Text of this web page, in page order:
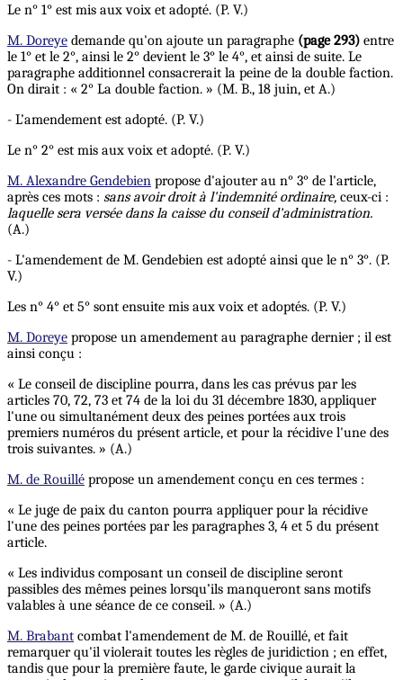
Le n° 1° est mis aux voix et adopté. (P. V.)
M. Doreye demande qu'on ajoute un paragraphe (page 293) entre
le 1° et le 2°, ainsi le 2° devient le 3° le 4°, et ainsi de suite. Le
paragraphe additionnel consacrerait la peine de la double faction.
On dirait : « 2° La double faction. » (M. B., 18 juin, et A.)
- L’amendement est adopté. (P. V.)
Le n° 2° est mis aux voix et adopté. (P. V.)
M. Alexandre Gendebien propose d'ajouter au n° 3° de l'article,
après ces mots : sans avoir droit à l'indemnité ordinaire, ceux-ci :
laquelle sera versée dans la caisse du conseil d'administration.
(A.)
- L'amendement de M. Gendebien est adopté ainsi que le n° 3°. (P.
V.)
Les n° 4° et 5° sont ensuite mis aux voix et adoptés. (P. V.)
M. Doreye propose un amendement au paragraphe dernier ; il est
ainsi conçu :
« Le conseil de discipline pourra, dans les cas prévus par les
articles 70, 72, 73 et 74 de la loi du 31 décembre 1830, appliquer
l'une ou simultanément deux des peines portées aux trois
premiers numéros du présent article, et pour la récidive l'une des
trois suivantes. » (A.)
M. de Rouillé propose un amendement conçu en ces termes :
« Le juge de paix du canton pourra appliquer pour la récidive
l'une des peines portées par les paragraphes 3, 4 et 5 du présent
article.
« Les individus composant un conseil de discipline seront
passibles des mêmes peines lorsqu’ils manqueront sans motifs
valables à une séance de ce conseil. » (A.)
M. Brabant combat l'amendement de M. de Rouillé, et fait
remarquer qu'il violerait toutes les règles de juridiction ; en effet,
tandis que pour la première faute, le garde civique aurait la